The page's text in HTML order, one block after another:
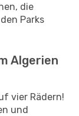
die
Parks
Algerien
vier Rädern!
und